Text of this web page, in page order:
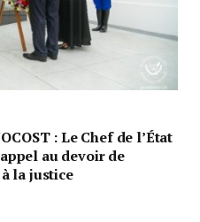
: Le Chef de l’État
au devoir de
la justice